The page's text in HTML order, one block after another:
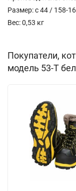
Размер: с 44 / 158-
Вес: 0,53 кг
Покупатели,
модель 53-Т